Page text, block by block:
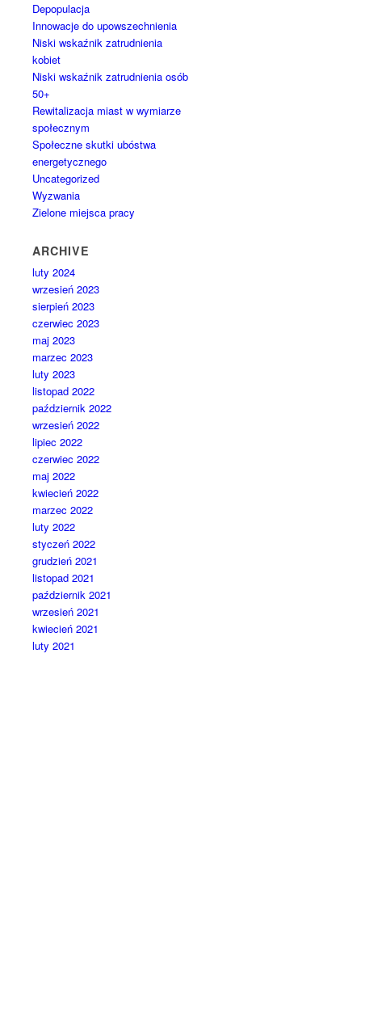
Depopulacja
Innowacje do upowszechnienia
Niski wskaźnik zatrudnienia
kobiet
Niski wskaźnik zatrudnienia osób
50+
Rewitalizacja miast w wymiarze
społecznym
Społeczne skutki ubóstwa
energetycznego
Uncategorized
Wyzwania
Zielone miejsca pracy
ARCHIVE
luty 2024
wrzesień 2023
sierpień 2023
czerwiec 2023
maj 2023
marzec 2023
luty 2023
listopad 2022
październik 2022
wrzesień 2022
lipiec 2022
czerwiec 2022
maj 2022
kwiecień 2022
marzec 2022
luty 2022
styczeń 2022
grudzień 2021
listopad 2021
październik 2021
wrzesień 2021
kwiecień 2021
luty 2021